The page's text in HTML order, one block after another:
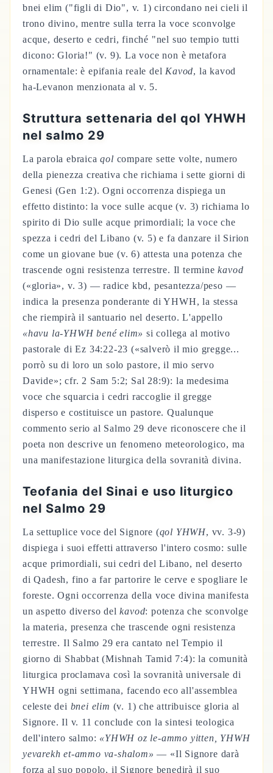
bnei elim ("figli di Dio", v. 1) circondano nei cieli il
trono divino, mentre sulla terra la voce sconvolge
acque, deserto e cedri, finché "nel suo tempio tutti
dicono: Gloria!" (v. 9). La voce non è metafora
ornamentale: è epifania reale del Kavod, la kavod
ha-Levanon menzionata al v. 5.
Struttura settenaria del qol YHWH
nel salmo 29
La parola ebraicaqol compare sette volte, numero
della pienezza creativa che richiama i sette giorni di
Genesi (Gen 1:2). Ogni occorrenza dispiega un
effetto distinto: la voce sulle acque (v. 3) richiama lo
spirito di Dio sulle acque primordiali; la voce che
spezza i cedri del Libano (v. 5) e fa danzare il Sirion
come un giovane bue (v. 6) attesta una potenza che
trascende ogni resistenza terrestre. Il terminekavod
(«gloria», v. 3) — radice kbd, pesantezza/peso —
indica la presenza ponderante di YHWH, la stessa
che riempirà il santuario nel deserto. L'appello
«havu la-YHWH bené elim» si collega al motivo
pastorale di Ez 34:22-23 («salverò il mio gregge...
porrò su di loro un solo pastore, il mio servo
Davide»; cfr. 2 Sam 5:2; Sal 28:9): la medesima
voce che squarcia i cedri raccoglie il gregge
disperso e costituisce un pastore. Qualunque
commento serio al Salmo 29 deve riconoscere che il
poeta non descrive un fenomeno meteorologico, ma
una manifestazione liturgica della sovranità divina.
Teofania del Sinai e uso liturgico
nel Salmo 29
La settuplice voce del Signore (qol YHWH, vv. 3-9)
dispiega i suoi effetti attraverso l'intero cosmo: sulle
acque primordiali, sui cedri del Libano, nel deserto
di Qadesh, fino a far partorire le cerve e spogliare le
foreste. Ogni occorrenza della voce divina manifesta
un aspetto diverso delkavod: potenza che sconvolge
la materia, presenza che trascende ogni resistenza
terrestre. Il Salmo 29 era cantato nel Tempio il
giorno di Shabbat (Mishnah Tamid 7:4): la comunità
liturgica proclamava così la sovranità universale di
YHWH ogni settimana, facendo eco all'assemblea
celeste dei bnei elim (v. 1) che attribuisce gloria al
Signore. Il v. 11 conclude con la sintesi teologica
dell'intero salmo: «YHWH oz le-ammo yitten, YHWH
yevarekh et-ammo va-shalom» — «Il Signore darà
forza al suo popolo, il Signore benedirà il suo